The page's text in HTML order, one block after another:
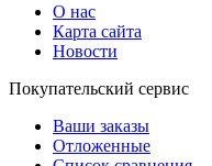
О нас
Карта сайта
Новости
Покупательский сервис
Ваши заказы
Отложенные